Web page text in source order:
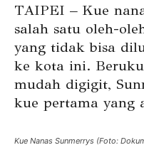
TAIPEI – Kue
salah satu oleh-
yang tidak bisa
ke kota ini.
mudah digigit,
kue pertama yang
Kue Nanas Sunmerrys (Foto: